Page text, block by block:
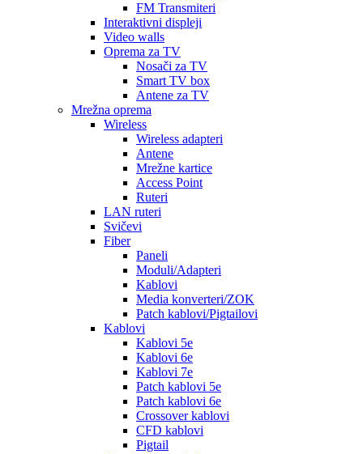
FM Transmiteri
Interaktivni displeji
Video walls
Oprema za TV
Nosači za TV
Smart TV box
Antene za TV
Mrežna oprema
Wireless
Wireless adapteri
Antene
Mrežne kartice
Access Point
Ruteri
LAN ruteri
Svičevi
Fiber
Paneli
Moduli/Adapteri
Kablovi
Media konverteri/ZOK
Patch kablovi/Pigtailovi
Kablovi
Kablovi 5e
Kablovi 6e
Kablovi 7e
Patch kablovi 5e
Patch kablovi 6e
Crossover kablovi
CFD kablovi
Pigtail